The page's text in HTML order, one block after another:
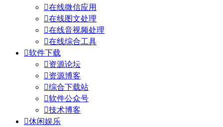
在线微信应用
在线图文处理
在线音视频处理
在线综合工具
软件下载
资源论坛
资源博客
综合下载站
软件公众号
技术博客
休闲娱乐